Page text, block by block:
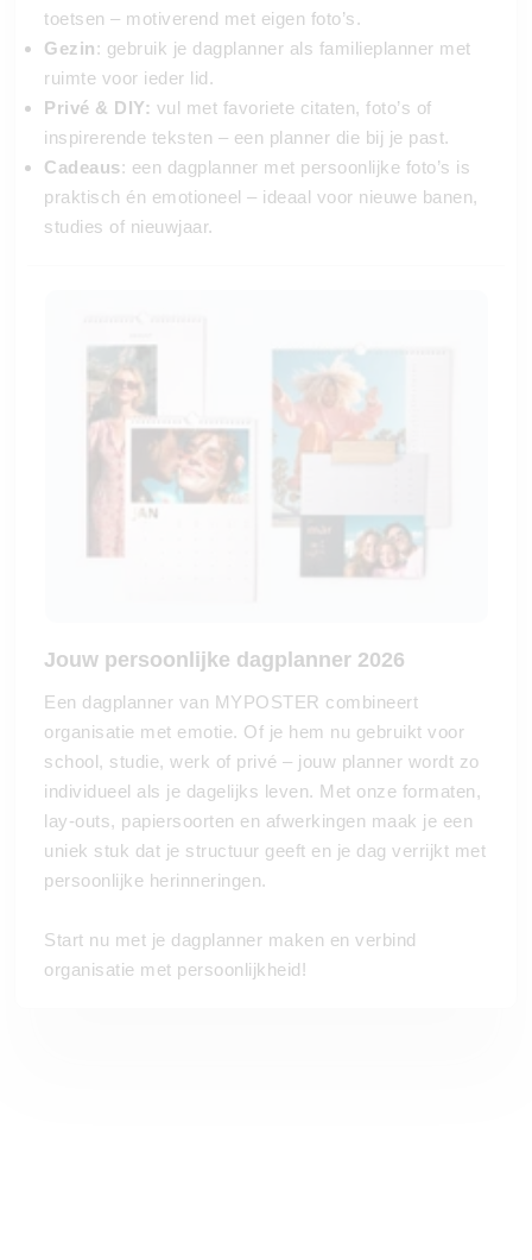
toetsen – motiverend met eigen foto’s.
Gezin: gebruik je dagplanner als familieplanner met
ruimte voor ieder lid.
Privé & DIY: vul met favoriete citaten, foto’s of
inspirerende teksten – een planner die bij je past.
Cadeaus: een dagplanner met persoonlijke foto’s is
praktisch én emotioneel – ideaal voor nieuwe banen,
studies of nieuwjaar.
Jouw persoonlijke dagplanner 2026
Een dagplanner van MYPOSTER combineert
organisatie met emotie. Of je hem nu gebruikt voor
school, studie, werk of privé – jouw planner wordt zo
individueel als je dagelijks leven. Met onze formaten,
lay-outs, papiersoorten en afwerkingen maak je een
uniek stuk dat je structuur geeft en je dag verrijkt met
persoonlijke herinneringen.
Start nu met je dagplanner maken en verbind
organisatie met persoonlijkheid!